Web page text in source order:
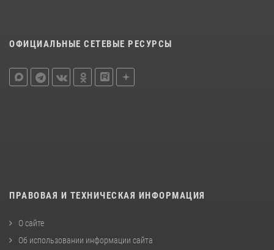
ОФИЦИАЛЬНЫЕ СЕТЕВЫЕ РЕСУРСЫ
ПРАВОВАЯ И ТЕХНИЧЕСКАЯ ИНФОРМАЦИЯ
О сайте
Об использовании информации сайта